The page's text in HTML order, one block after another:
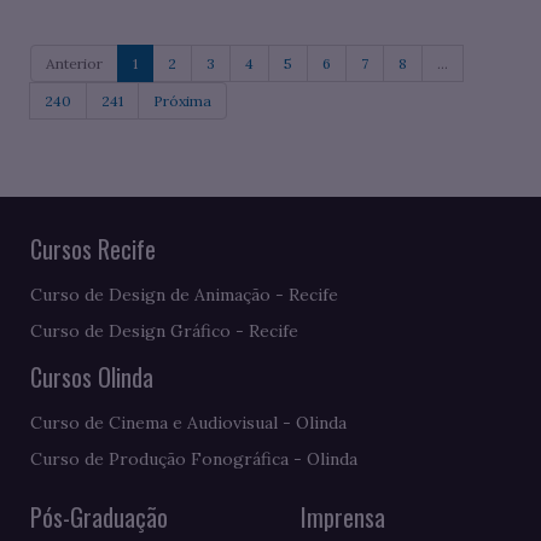
Anterior 1 2 3 4 5 6 7 8 ...
240 241 Próxima
Cursos Recife
Curso de Design de Animação - Recife
Curso de Design Gráfico - Recife
Cursos Olinda
Curso de Cinema e Audiovisual - Olinda
Curso de Produção Fonográfica - Olinda
Pós-Graduação Imprensa